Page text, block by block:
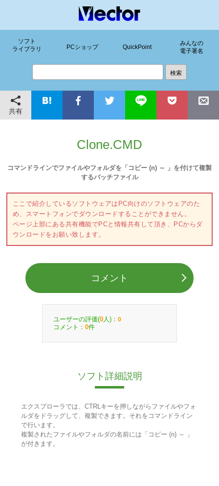
ソフト
ライブラリ
PCショップ QuickPoint
みんなの
電子署名
共有
Clone.CMD
コマンドラインでファイルやフォルダを「コピー (n) ～ 」を付けて複製
するバッチファイル
ここで紹介しているソフトウェアはPC向けのソフトウェアのた
め、スマートフォンでダウンロードすることができません。
ページ上部にある共有機能でPCと情報共有して頂き、PCからダ
ウンロードをお願い致します。
コメント
ユーザーの評価(0 人)： 0
コメント： 0件
ソフト詳細説明
エクスプローラでは、CTRLキーを押しながらファイルやフォ
ルダをドラッグして、複製できます。それをコマンドライン
で行います。
複製されたファイルやフォルダの名前には「コピー (n) ～ 」
が付きます。